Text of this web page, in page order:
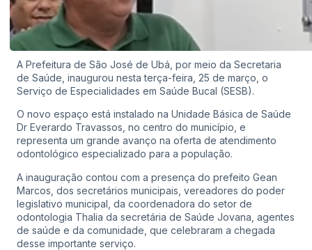
A Prefeitura de São José de Ubá, por meio da Secretaria
de Saúde, inaugurou nesta terça-feira, 25 de março, o
Serviço de Especialidades em Saúde Bucal (SESB).
O novo espaço está instalado na Unidade Básica de Saúde
Dr Everardo Travassos, no centro do município, e
representa um grande avanço na oferta de atendimento
odontológico especializado para a população.
A inauguração contou com a presença do prefeito Gean
Marcos, dos secretários municipais, vereadores do poder
legislativo municipal, da coordenadora do setor de
odontologia Thalia da secretária de Saúde Jovana, agentes
de saúde e da comunidade, que celebraram a chegada
desse importante serviço.